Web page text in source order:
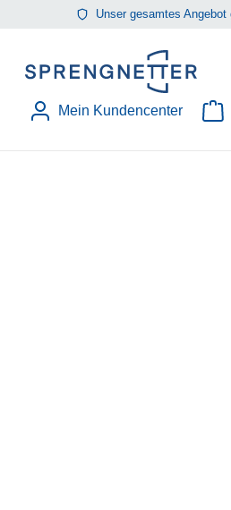
Zur Hauptnavigation
Unser gesamtes
Mein Kundencenter